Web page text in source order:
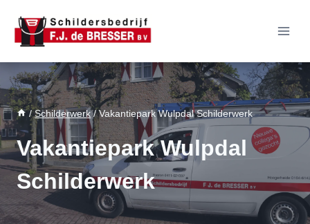
naar
inhoud
/ Schilderwerk / Vakantiepark Wulpdal Schilderwerk
Vakantiepark Wulpdal
Schilderwerk